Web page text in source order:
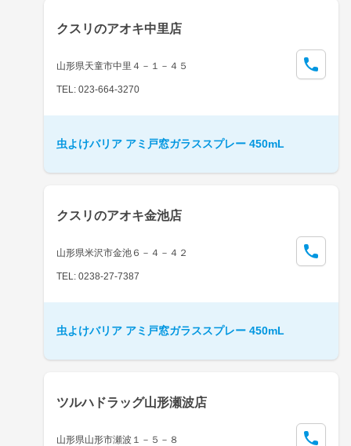
クスリのアオキ中里店
山形県天童市中里４－１－４５
TEL: 023-664-3270
虫よけバリア アミ戸窓ガラススプレー 450mL
クスリのアオキ金池店
山形県米沢市金池６－４－４２
TEL: 0238-27-7387
虫よけバリア アミ戸窓ガラススプレー 450mL
ツルハドラッグ山形瀬波店
山形県山形市瀬波１－５－８